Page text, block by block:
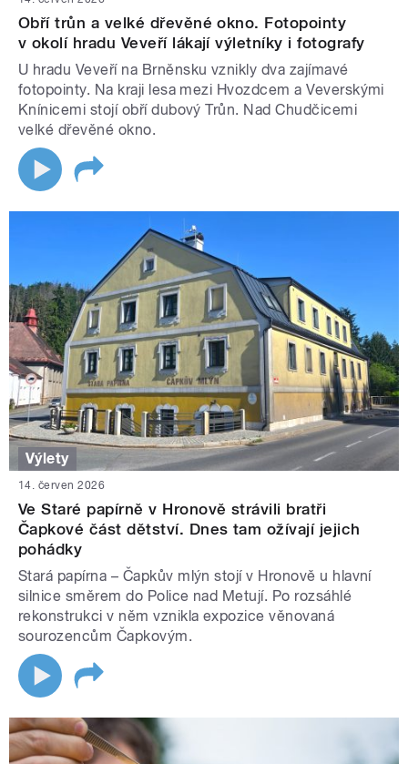
Obří trůn a velké dřevěné okno. Fotopointy
v okolí hradu Veveří lákají výletníky i fotografy
U hradu Veveří na Brněnsku vznikly dva zajímavé
fotopointy. Na kraji lesa mezi Hvozdcem a Veverskými
Knínicemi stojí obří dubový Trůn. Nad Chudčicemi
velké dřevěné okno.
Výlety
14. červen 2026
Ve Staré papírně v Hronově strávili bratři
Čapkové část dětství. Dnes tam ožívají jejich
pohádky
Stará papírna – Čapkův mlýn stojí v Hronově u hlavní
silnice směrem do Police nad Metují. Po rozsáhlé
rekonstrukci v něm vznikla expozice věnovaná
sourozencům Čapkovým.